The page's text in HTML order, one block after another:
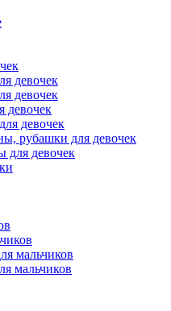
девочек
девочек
девочек
девочек
рубашки для девочек
для девочек
мальчиков
мальчиков